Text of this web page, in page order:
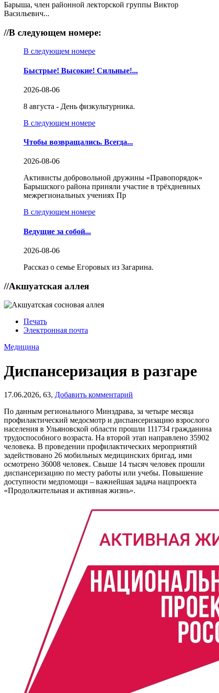
Барыша, член районной лекторской группы Виктор
Васильевич...
//В следующем номере:
В следующем номере
Быстрые! Высокие! Сильные!...
2026-08-06
8 августа - День физкультурника.
В следующем номере
Чтобы возвращались. Всегда...
2026-08-06
Активисты добровольной дружины «Правопорядок»
Барышского района приняли участие в трёхдневных
межрегиональных учениях Пр
В следующем номере
Ведущие за собой...
2026-08-06
Рассказ о семье Егоровых из Загарина.
//Акшуатская аллея
Печать
Электронная почта
Медицина
Диспансеризация в разгаре
17.06.2026, 63, Добавить комментарий
По данным регионального Минздрава, за четыре месяца
профилактический медосмотр и диспансеризацию взрослого
населения в Ульяновской области прошли 111734 гражданина
трудоспособного возраста. На второй этап направлено 35902
человека. В проведении профилактических мероприятий
задействовано 26 мобильных медицинских бригад, ими
осмотрено 36008 человек. Свыше 14 тысяч человек прошли
диспансеризацию по месту работы или учебы. Повышение
доступности медпомощи – важнейшая задача нацпроекта
«Продолжительная и активная жизнь».